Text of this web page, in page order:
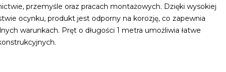
przemyśle oraz pracach montażowych. Dzięki wysokiej
ocynku, produkt jest odporny na korozję, co zapewnia
warunkach. Pręt o długości 1 metra umożliwia łatwe